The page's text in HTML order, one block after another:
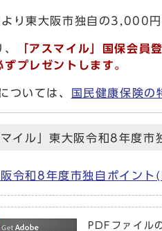
り東大阪市独自の3,000円
「アスマイル」国保会
ずプレゼントします。
ついては、 国民健康保険の
マイル」東大阪令和8年度
令和8年度市独自ポイン
PDFファイル